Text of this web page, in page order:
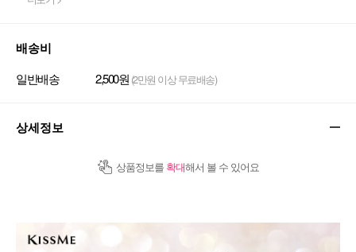
배송비
일반배송 2,500원 (2만원 이상 무료배송)
상세정보
상품정보를 확대해서 볼 수 있어요